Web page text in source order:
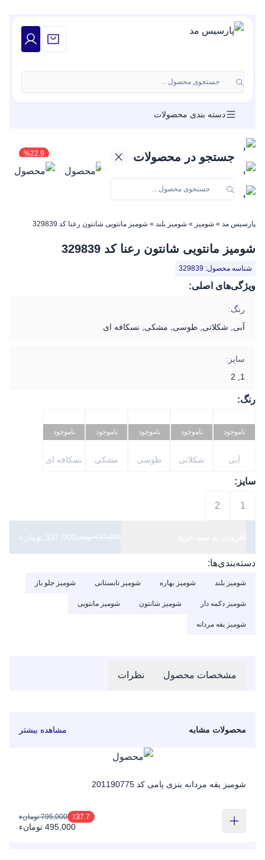
جستجوی محصول ...
جستجو در محصولات
دسته بندی محصولات
22.9
%
پارسیس مد » شومیز » شومیز بلند » شومیز مانتویی شانتون رعنا کد 329839
شومیز مانتویی شانتون رعنا کد 329839
شناسه محصول: 329839
ویژگی‌های اصلی:
رنگ:
آبی, شکلاتی, طوسی, مشکی, نسکافه ای
سایز:
1, 2
رنگ:
ناموجود
آبی
ناموجود
شکلاتی
ناموجود
طوسی
ناموجود
مشکی
ناموجود
نسکافه ای
سایز:
1
2
437,000 تومان 337,000 تومانء
دسته‌بندی‌ها:
شومیز بلند شومیز بهاره شومیز تابستانی شومیز جلو باز
شومیز دکمه دار شومیز شانتون شومیز مانتویی
شومیز یقه مردانه
مشخصات محصول نظرات
محصولات مشابه مشاهده بیشتر
شومیز یقه مردانه ینزی پامی کد 201190775
٪37.7 795,000 تومانء
495,000 تومانء